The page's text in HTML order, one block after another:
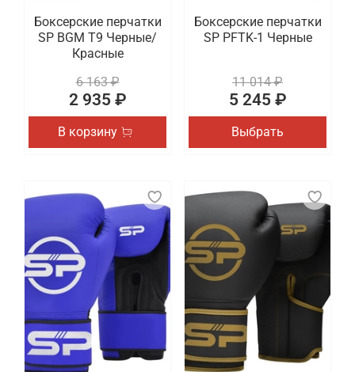
Боксерские перчатки
SP BGM T9 Черные/
Красные
6 163 ₽
2 935 ₽
В корзину
Боксерские перчатки
SP PFTK-1 Черные
11 014 ₽
5 245 ₽
Выбрать